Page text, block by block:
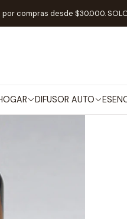
DIFUSOR AUTO
por compras desde $30.000.
Inicio ESENCIAS